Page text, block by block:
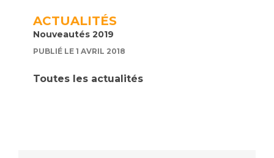
ACTUALITÉS
Nouveautés 2019
PUBLIÉ LE 1 AVRIL 2018
Toutes les actualités